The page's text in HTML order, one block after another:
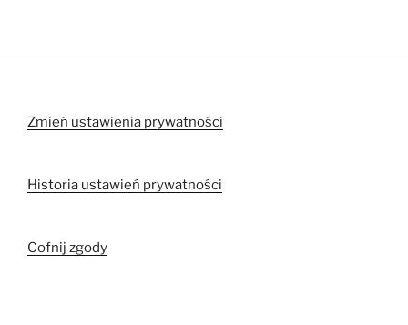
Zmień ustawienia prywatności
Historia ustawień prywatności
Cofnij zgody